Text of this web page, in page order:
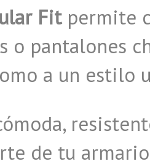
Fitpermite
o pantalones
a un estilo
de tu